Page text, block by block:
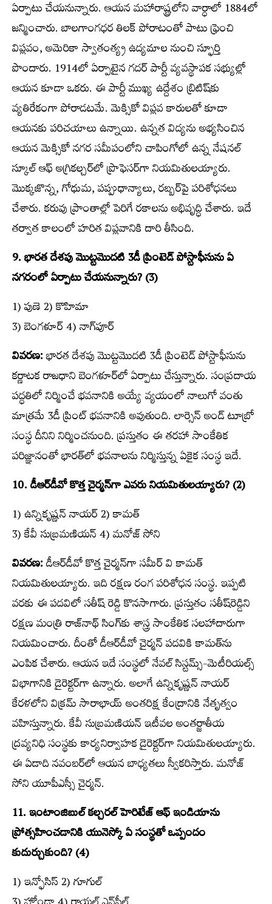
ఏర్పాటు చేయనున్నారు. ఆయన మహారాష్ట్రలోని వార్ధాలో 1884లో
జన్మించారు. బాలగాంగధర తిలక్‌ పోరాటంతో పాటు ఫ్రెంచి
విప్లవం, అమెరికా స్వాతంత్య్ర ఉద్యమాల నుంచి స్ఫూర్తి
పొందారు. 1914లో ఏర్పాటైన గదర్‌ పార్టీ వ్యవస్థాపక సభ్యుల్లో
ఆయన కూడా ఒకరు. ఈ పార్టీ ముఖ్య ఉద్దేశం బ్రిటిష్‌కు
వ్యతిరేకంగా పోరాడటమే. మెక్సికో విప్లవ కారులతో కూడా
ఆయనకు పరిచయాలు ఉన్నాయి. ఉన్నత విద్యను అభ్యసించిన
ఆయన మెక్సికో నగర సమీపంలోని చాపింగోలో ఉన్న నేషనల్‌
స్కూల్‌ ఆఫ్‌ అగ్రికల్చర్‌లో ప్రొఫెసర్‌గా నియమితులయ్యారు.
మొక్కజొన్న, గోధుమ, పప్పుధాన్యాలు, రబ్బర్‌పై పరిశోధనలు
చేశారు. కరువు ప్రాంతాల్లో పెరిగే రకాలను అభివృద్ధి చేశారు. ఇదే
తర్వాత కాలంలో హరిత విప్లవానికి దారి తీసింది.
9. భారత దేశపు మొట్టమొదటి 3డీ ప్రింటెడ్‌ పోస్టాఫీసును ఏ
నగరంలో ఏర్పాటు చేయనున్నారు? (3)
1) పుణె 2) కొహిమా
3) బెంగళూర్‌ 4) నాగ్‌పూర్‌
వివరణ:భారత దేశపు మొట్టమొదటి 3డీ ప్రింటెడ్‌ పోస్టాఫీసును
కర్ణాటక రాజధాని బెంగళూర్‌లో ఏర్పాటు చేస్తున్నారు. సంప్రదాయ
పద్ధతిలో నిర్మించే భవనానికి అయ్యే వ్యయంలో నాలుగో వంతు
మాత్రమే 3డీ ప్రింట్‌ భవనానికి అవుతుంది. లార్సెన్‌ అండ్‌ టూబ్రో
సంస్థ దీనిని నిర్మించనుంది. ప్రస్తుతం ఈ తరహా సాంకేతిక
పరిజ్ఞానంతో భారత్‌లో భవనాలను నిర్మిస్తున్న ఏకైక సంస్థ ఇదే.
10. డీఆర్‌డీవో కొత్త చైర్మన్‌గా ఎవరు నియమితులయ్యారు? (2)
1) ఉన్నికృష్ణన్‌ నాయర్‌ 2) కామత్‌
3) కేవీ సుబ్రమణియన్‌ 4) మనోజ్‌ సోని
వివరణ:డీఆర్‌డీవో కొత్త చైర్మన్‌గా సమీర్‌ వి కామత్‌
నియమితులయ్యారు. ఇది రక్షణ రంగ పరిశోధన సంస్థ. ఇప్పటి
వరకు ఈ పదవిలో సతీష్‌ రెడ్డి కొనసాగారు. ప్రస్తుతం సతీష్‌రెడ్డిని
రక్షణ మంత్రి రాజ్‌నాథ్‌ సింగ్‌కు శాస్త్ర సాంకేతిక సలహాదారుగా
నియమించారు. దీంతో డీఆర్‌డీవో చైర్మన్‌ పదవికి కామత్‌ను
ఎంపిక చేశారు. ఆయన ఇదే సంస్థలో నేవల్‌ సిస్టమ్స్​‍-మెటీరియల్స్​‍
విభాగానికి డైరెక్టర్‌గా ఉన్నారు. అలాగే ఉన్నికృష్ణన్‌ నాయర్‌
కేరళలోని విక్రమ్‌ సారాభాయ్‌ అంతరిక్ష కేంద్రానికి నేతృత్వం
వహిస్తున్నారు. కేవీ సుబ్రమణియన్‌ ఇటీవల అంతర్జాతీయ
ద్రవ్యనిధి సంస్థకు కార్యనిర్వాహక డైరెక్టర్‌గా నియమితులయ్యారు.
ఈ ఏడాది నవంబర్‌లో ఆయన బాధ్యతలు స్వీకరిస్తారు. మనోజ్‌
సోని యూపీఎస్సీ చైర్మన్‌.
11. ఇంటాంజిబుల్‌ కల్చరల్‌ హెరిటేజ్‌ ఆఫ్‌ ఇండియాను
ప్రోత్సహించడానికి యునెస్కో ఏ సంస్థతో ఒప్పందం
కుదుర్చుకుంది? (4)
1) ఇన్ఫోసిస్ 2) గూగుల్‌